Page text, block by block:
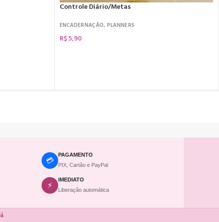
Controle Diário/Metas
ENCADERNAÇÃO, PLANNERS
R$5,90
💳
PAGAMENTO
PIX, Cartão e PayPal
⚡
IMEDIATO
Liberação automática